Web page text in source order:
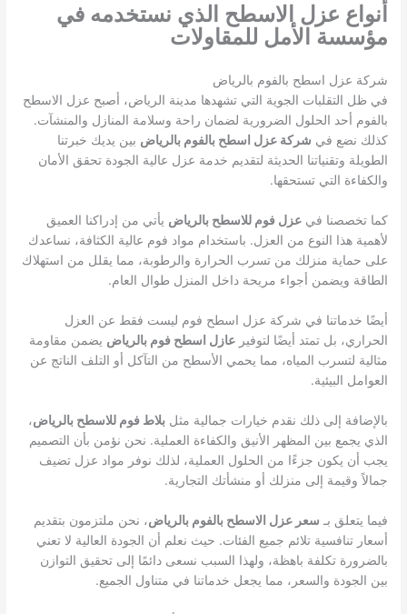
أنواع عزل الاسطح الذي نستخدمه في
مؤسسة الأمل للمقاولات
شركة عزل اسطح بالفوم بالرياض
في ظل التقلبات الجوية التي تشهدها مدينة الرياض، أصبح عزل الاسطح
بالفوم أحد الحلول الضرورية لضمان راحة وسلامة المنازل والمنشآت.
كذلك نضع في شركة عزل اسطح بالفوم بالرياض بين يديك خبرتنا
الطويلة وتقنياتنا الحديثة لتقديم خدمة عزل عالية الجودة تحقق الأمان
والكفاءة التي تستحقها.
كما تخصصنا فيعزل فوم للاسطح بالرياض يأتي من إدراكنا العميق
لأهمية هذا النوع من العزل. باستخدام مواد فوم عالية الكثافة، نساعدك
على حماية منزلك من تسرب الحرارة والرطوبة، مما يقلل من استهلاك
الطاقة ويضمن أجواء مريحة داخل المنزل طوال العام.
أيضًا خدماتنا في شركة عزل اسطح فوم ليست فقط عن العزل
الحراري، بل تمتد أيضًا لتوفيرعازل اسطح فوم بالرياض يضمن مقاومة
مثالية لتسرب المياه، مما يحمي الأسطح من التآكل أو التلف الناتج عن
العوامل البيئية.
بالإضافة إلى ذلك نقدم خيارات جمالية مثلبلاط فوم للاسطح بالرياض،
الذي يجمع بين المظهر الأنيق والكفاءة العملية. نحن نؤمن بأن التصميم
يجب أن يكون جزءًا من الحلول العملية، لذلك نوفر مواد عزل تضيف
جمالاً وقيمة إلى منزلك أو منشأتك التجارية.
فيما يتعلق بـ سعر عزل الاسطح بالفوم بالرياض، نحن ملتزمون بتقديم
أسعار تنافسية تلائم جميع الفئات. حيث نعلم أن الجودة العالية لا تعني
بالضرورة تكلفة باهظة، ولهذا السبب نسعى دائمًا إلى تحقيق التوازن
بين الجودة والسعر، مما يجعل خدماتنا في متناول الجميع.